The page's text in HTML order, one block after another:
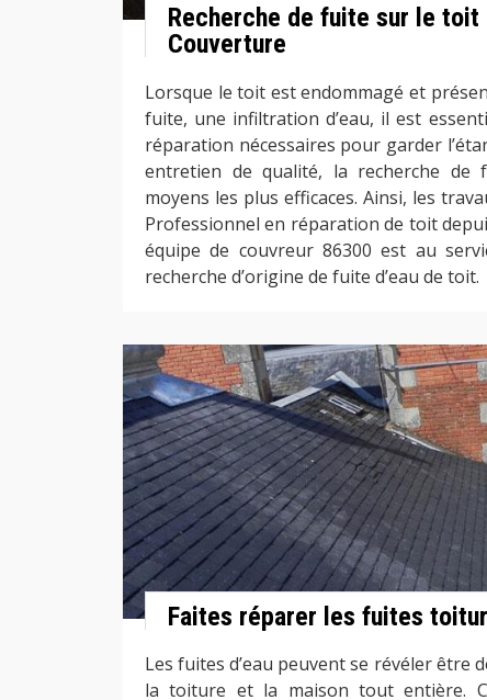
Recherche de fuite sur le toit
Couverture
Lorsque le toit est endommagé et
fuite, une infiltration d’eau, il est
réparation nécessaires pour garder
entretien de qualité, la recherche de
moyens les plus efficaces. Ainsi, les
Professionnel en réparation de toit
équipe de couvreur 86300 est au
recherche d’origine de fuite d’eau de toit.
Faites réparer les fuites
Les fuites d’eau peuvent se révéler être
la toiture et la maison tout entière.